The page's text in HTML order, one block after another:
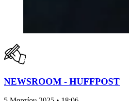
NEWSROOM - HUFFPOST